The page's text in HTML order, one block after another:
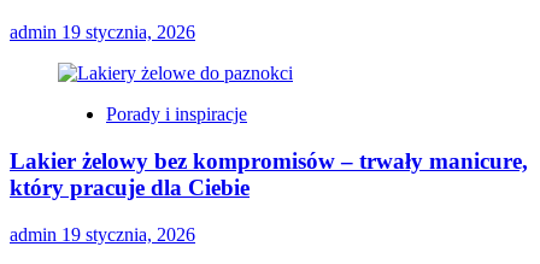
admin 19 stycznia, 2026
Porady i inspiracje
Lakier żelowy bez kompromisów – trwały manicure,
który pracuje dla Ciebie
admin 19 stycznia, 2026